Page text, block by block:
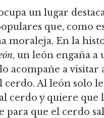
un lugar
que, como
moraleja. En la
, un león engaña a
acompañe a visitar
cerdo. Al león solo
cerdo y quiere que
para que el cerdo